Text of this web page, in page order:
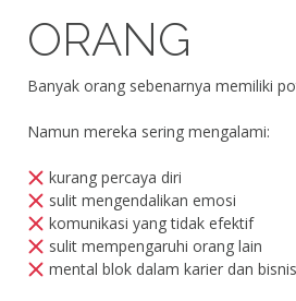
ORANG
Banyak orang sebenarnya memiliki
Namun mereka sering mengalami:
kurang percaya diri
sulit mengendalikan emosi
komunikasi yang tidak efektif
sulit mempengaruhi orang lain
mental blok dalam karier dan bisnis